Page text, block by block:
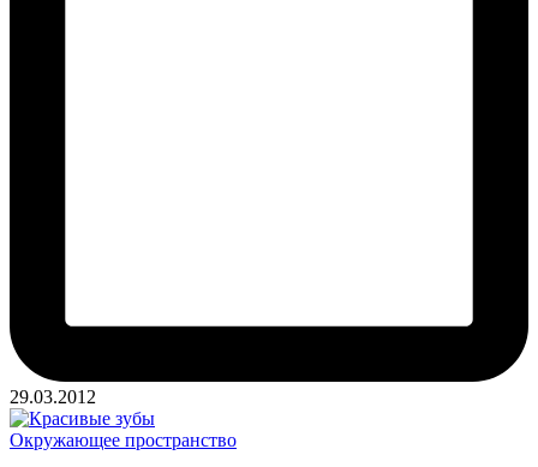
29.03.2012
Опубликовано
Окружающее пространство